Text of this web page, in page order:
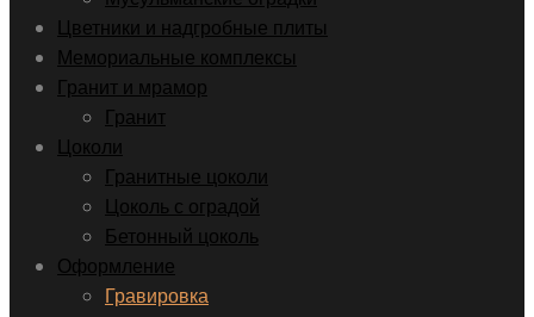
Цветники и надгробные плиты
Мемориальные комплексы
Гранит и мрамор
Гранит
Цоколи
Гранитные цоколи
Цоколь с оградой
Бетонный цоколь
Оформление
Гравировка